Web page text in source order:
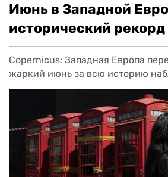
Июнь в Западной
исторический
Copernicus: Западная Европа
жаркий июнь за всю историю